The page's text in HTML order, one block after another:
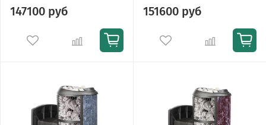
147100 руб 151600 руб